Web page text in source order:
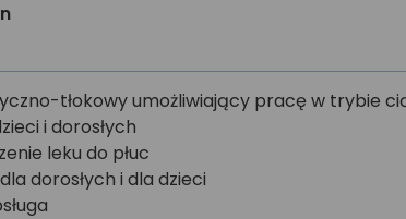
tłokowy umożliwiający pracę w trybie
i dorosłych
leku do płuc
dorosłych i dla dzieci